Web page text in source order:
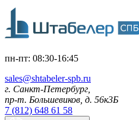
пн-пт: 08:30-16:45
sales@shtabeler-spb.ru
г. Санкт-Петербург,
пр-т. Большевиков, д. 56к3Б
7 (812) 648 61 58